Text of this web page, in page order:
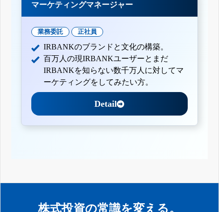
マーケティングマネージャー
業務委託 正社員
IRBANKのブランドと文化の構築。
百万人の現IRBANKユーザーとまだ
IRBANKを知らない数千万人に対してマ
ーケティングをしてみたい方。
Detail
株式投資の常識を変える。